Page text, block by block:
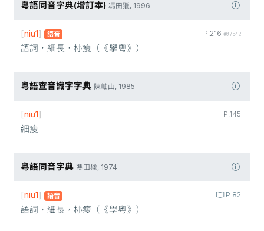
粵語同音字典(增訂本) 馮田獵, 1996
P.216 #07542
[niu1] 語音
語詞，細長，㭂瘦（《學粵》）
粵語查音識字字典 陳岫山, 1985
P.145
[niu1]
細瘦
粵語同音字典 馮田獵, 1974
P.82
[niu1] 語音
語詞，細長，㭂瘦（《學粵》）